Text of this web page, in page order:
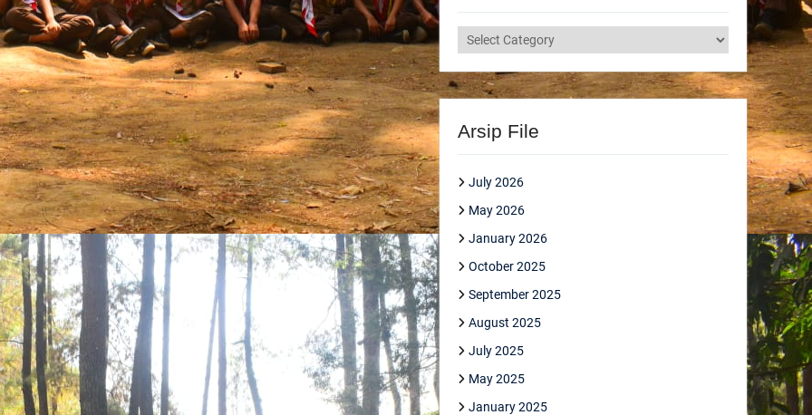
Kategori
Arsip File
July 2026
May 2026
January 2026
October 2025
September 2025
August 2025
July 2025
May 2025
January 2025